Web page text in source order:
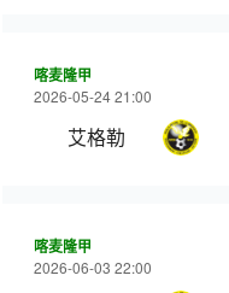
喀麦隆甲
2026-05-24 21:00
艾格勒
喀麦隆甲
2026-06-03 22:00